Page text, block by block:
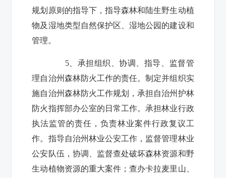
规划原则的指导下，指导森林和陆生野生动植
物及湿地类型自然保护区、湿地公园的建设和
管理。
5、承担组织、协调、指导、监督管
理自治州森林防火工作的责任。制定并组织实
施自治州森林防火工作规划，承担自治州护林
防火指挥部办公室的日常工作。承担林业行政
执法监管的责任，负责林业案件行政复议工
作。指导自治州林业公安工作，监督管理林业
公安队伍，协调、监督查处破坏森林资源和野
生动植物资源的重大案件；查办卡拉麦里山、